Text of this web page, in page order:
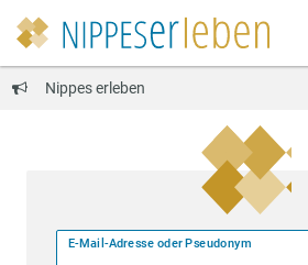
Nippes erleben
E-Mail-Adresse oder Pseudonym